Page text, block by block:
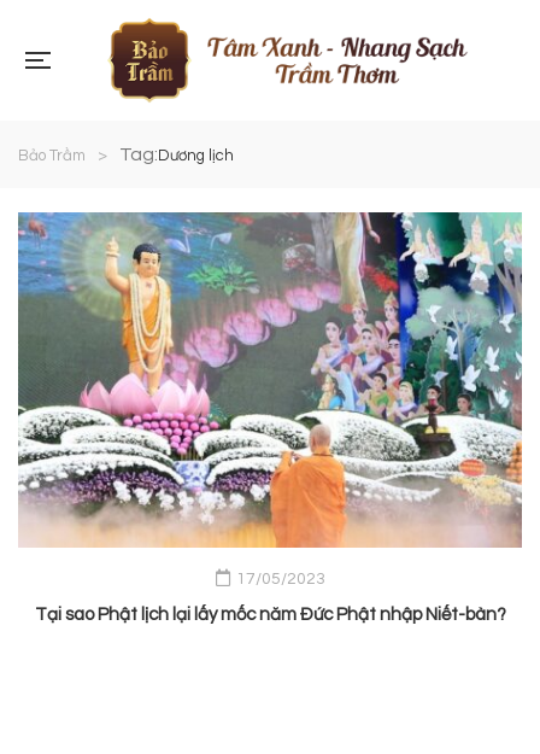
Bảo Trầm > Tag: Dương lịch
17/05/2023
Tại sao Phật lịch lại lấy mốc năm Đức Phật nhập Niết-bàn?